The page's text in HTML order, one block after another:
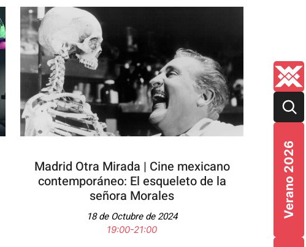
Verano 2026
Madrid Otra Mirada | Cine mexicano
contemporáneo: El esqueleto de la
señora Morales
18 de Octubre de 2024
19:00-21:00